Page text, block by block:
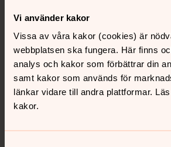
Vi använder kakor
Vissa av våra kakor (cookies) är
webbplatsen ska fungera. Här finns
analys och kakor som förbättrar din
samt kakor som används för
länkar vidare till andra plattformar.
kakor.
Hampus Eklund